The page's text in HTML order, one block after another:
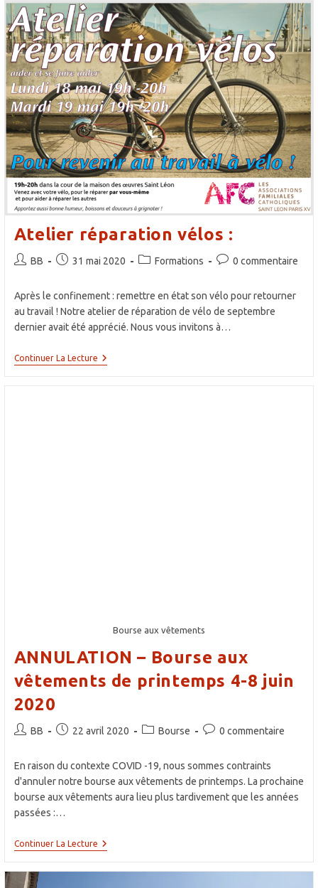
Mère
Et
L’Enfant
:
La
Maison
Des
Plus
Petits
Atelier réparation vélos :
Auteur/autrice
la
publication :
BB
Publication
31 mai 2020
PostFormations
Commentaires
la
publication :
0 commentaire
Après le confinement : remettre en état son vélo pour retourner
au travail ! Notre atelier de réparation de vélo de septembre
dernier avait été apprécié. Nous vous invitons à…
Continuer La LectureAtelier
Bourse aux vêtements
ANNULATION – Bourse aux
vêtements de printemps 4-8 juin
2020
Auteur/autrice
publication :
BB
Publication
22 avril 2020
PostBourse
Commentaires
0 commentaire
En raison du contexte COVID -19, nous sommes contraints
d'annuler notre bourse aux vêtements de printemps. La prochaine
bourse aux vêtements aura lieu plus tardivement que les années
passées :…
Continuer La LectureANNULATION